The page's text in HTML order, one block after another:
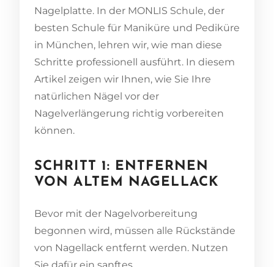
Nagelplatte. In der MONLIS Schule, der
besten Schule für Maniküre und Pediküre
in München, lehren wir, wie man diese
Schritte professionell ausführt. In diesem
Artikel zeigen wir Ihnen, wie Sie Ihre
natürlichen Nägel vor der
Nagelverlängerung richtig vorbereiten
können.
SCHRITT 1: ENTFERNEN
VON ALTEM NAGELLACK
Bevor mit der Nagelvorbereitung
begonnen wird, müssen alle Rückstände
von Nagellack entfernt werden. Nutzen
Sie dafür ein sanftes